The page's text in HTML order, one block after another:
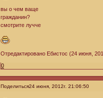
вы о чем ваще
гражданин?
смотрите лучче
Отредактировано Ебистос (24 июня,
0
Поделиться24 июня, 2012г. 21:06:50